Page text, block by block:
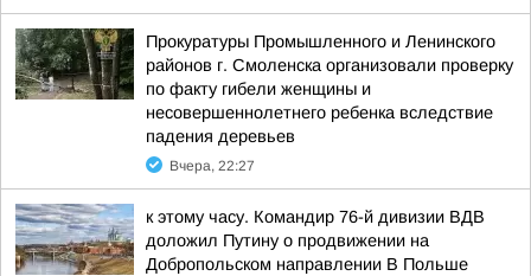
Прокуратуры Промышленного и Ленинского
районов г. Смоленска организовали проверку
по факту гибели женщины и
несовершеннолетнего ребенка вследствие
падения деревьев
Вчера, 22:27
к этому часу. Командир 76-й дивизии ВДВ
доложил Путину о продвижении на
Добропольском направлении В Польше